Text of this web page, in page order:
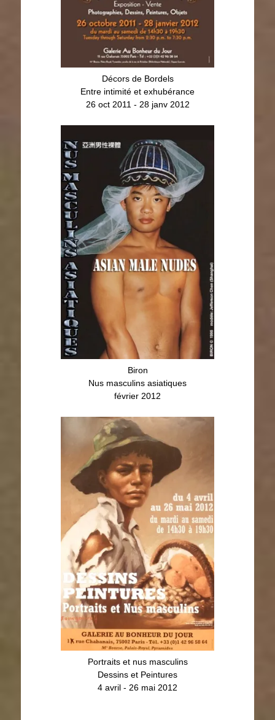
Décors de Bordels
Entre intimité et exhubérance
26 oct 2011 - 28 janv 2012
Biron
Nus masculins asiatiques
février 2012
Nus masculins asiatiques
février 2012
Portraits et nus masculins
Dessins et Peintures
4 avril - 26 mai 2012
Portraits et nus masculins
Dessins et Peintures
4 avril - 26 mai 2012